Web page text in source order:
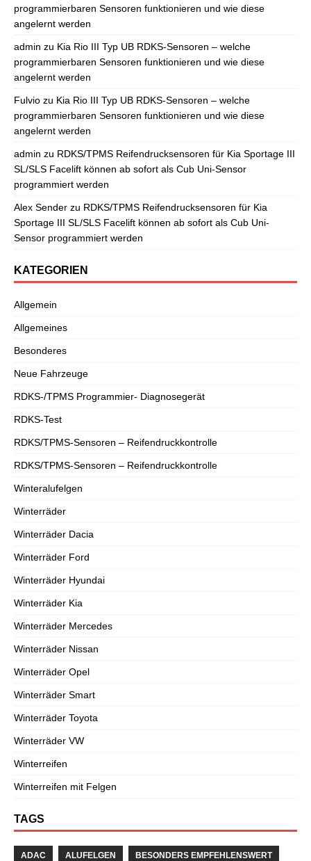
programmierbaren Sensoren funktionieren und wie diese
angelernt werden
admin zu Kia Rio III Typ UB RDKS-Sensoren – welche
programmierbaren Sensoren funktionieren und wie diese
angelernt werden
Fulvio zu Kia Rio III Typ UB RDKS-Sensoren – welche
programmierbaren Sensoren funktionieren und wie diese
angelernt werden
admin zu RDKS/TPMS Reifendrucksensoren für Kia Sportage III
SL/SLS Facelift können ab sofort als Cub Uni-Sensor
programmiert werden
Alex Sender zu RDKS/TPMS Reifendrucksensoren für Kia
Sportage III SL/SLS Facelift können ab sofort als Cub Uni-
Sensor programmiert werden
KATEGORIEN
Allgemein
Allgemeines
Besonderes
Neue Fahrzeuge
RDKS-/TPMS Programmier- Diagnosegerät
RDKS-Test
RDKS/TPMS-Sensoren – Reifendruckkontrolle
RDKS/TPMS-Sensoren – Reifendruckkontrolle
Winteralufelgen
Winterräder
Winterräder Dacia
Winterräder Ford
Winterräder Hyundai
Winterräder Kia
Winterräder Mercedes
Winterräder Nissan
Winterräder Opel
Winterräder Smart
Winterräder Toyota
Winterräder VW
Winterreifen
Winterreifen mit Felgen
TAGS
ADAC ALUFELGEN BESONDERS EMPFEHLENSWERT